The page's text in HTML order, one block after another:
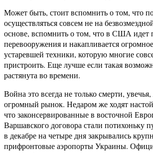
Может быть, стоит вспомнить о том, что
осуществляться совсем не на
основе, вспомнить о том, что в США идет
перевооружения и накапливается
устаревшей техники, которую многие
пристроить. Еще лучше если такая
растянута во времени.
Война это всегда не только смерти,
огромный рынок. Недаром же ходят
что законсервированные в восточной
Варшавского договора стали потихоньку
в декабре на четыре дня закрывались
прифронтовые аэропорты Украины.